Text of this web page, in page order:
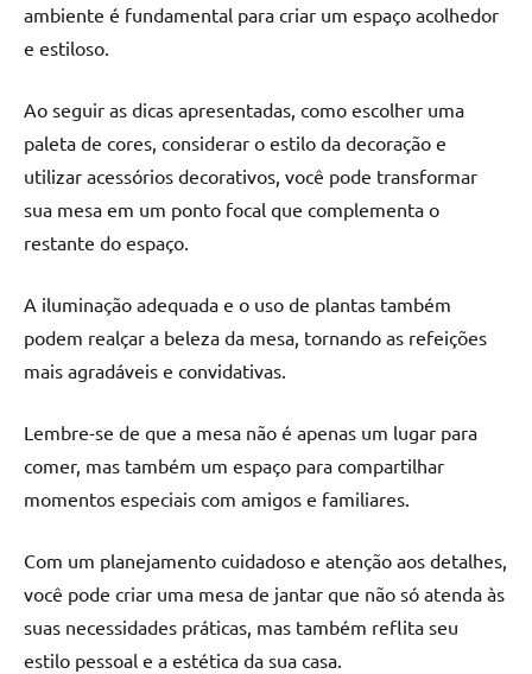
ambiente é fundamental para criar um espaço acolhedor
e estiloso.
Ao seguir as dicas apresentadas, como escolher uma
paleta de cores, considerar o estilo da decoração e
utilizar acessórios decorativos, você pode transformar
sua mesa em um ponto focal que complementa o
restante do espaço.
A iluminação adequada e o uso de plantas também
podem realçar a beleza da mesa, tornando as refeições
mais agradáveis e convidativas.
Lembre-se de que a mesa não é apenas um lugar para
comer, mas também um espaço para compartilhar
momentos especiais com amigos e familiares.
Com um planejamento cuidadoso e atenção aos detalhes,
você pode criar uma mesa de jantar que não só atenda às
suas necessidades práticas, mas também reflita seu
estilo pessoal e a estética da sua casa.